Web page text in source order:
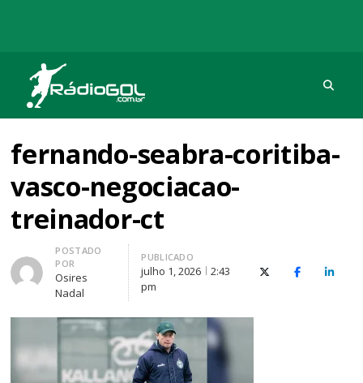
Rádio Gol
Há mais de 20 anos com as melhores coberturas
fernando-seabra-coritiba-
vasco-negociacao-
treinador-ct
Autor
POSTADO
POR
Osires
Nadal
PUBLICADO
julho 1, 2026
2:43
pm
X (Twitter)Facebook
O